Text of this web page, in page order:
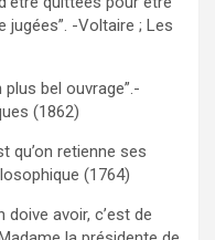
jugées”. -Voltaire ; Les
plus bel ouvrage”.-
(1862)
qu’on retienne ses
(1764)
doive avoir, c’est de